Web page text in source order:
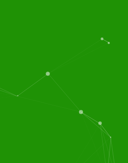
食堂保洁，餐饮服务等食
堂管理一体化的大型后勤
服务公司...